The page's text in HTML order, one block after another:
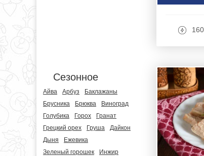
Сезонное
Айва Арбуз
Баклажаны
Брусника
Брюква
Виноград
Голубика
Горох
Гранат
Грецкий орех
Груша
Дайкон
Дыня
Ежевика
Зеленый горошек
Инжир